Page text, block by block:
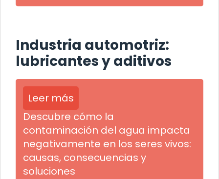
Industria automotriz:
lubricantes y aditivos
Leer más
Descubre cómo la
contaminación del agua impacta
negativamente en los seres vivos:
causas, consecuencias y
soluciones